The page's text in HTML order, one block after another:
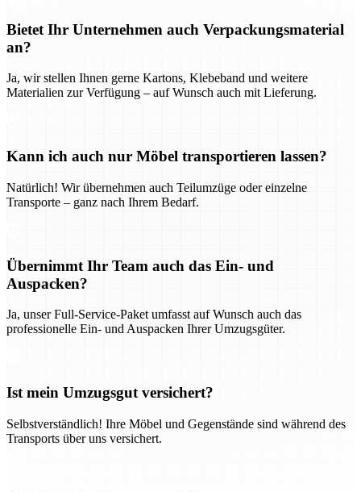
Bietet Ihr Unternehmen auch Verpackungsmaterial
an?
Ja, wir stellen Ihnen gerne Kartons, Klebeband und weitere
Materialien zur Verfügung – auf Wunsch auch mit Lieferung.
Kann ich auch nur Möbel transportieren lassen?
Natürlich! Wir übernehmen auch Teilumzüge oder einzelne
Transporte – ganz nach Ihrem Bedarf.
Übernimmt Ihr Team auch das Ein- und
Auspacken?
Ja, unser Full-Service-Paket umfasst auf Wunsch auch das
professionelle Ein- und Auspacken Ihrer Umzugsgüter.
Ist mein Umzugsgut versichert?
Selbstverständlich! Ihre Möbel und Gegenstände sind während des
Transports über uns versichert.